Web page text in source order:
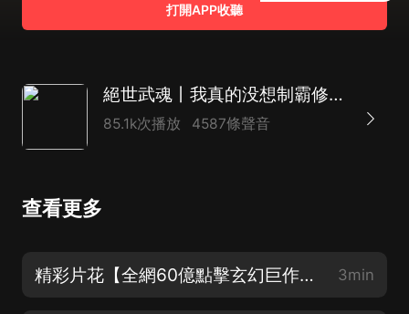
打開APP收聽
絕世武魂丨我真的没想制霸修真界丨全網60億點擊玄幻巨作丨紫襟劇社制作
85.1k次播放 4587條聲音
查看更多
精彩片花【全網60億點擊玄幻巨作！】 3min